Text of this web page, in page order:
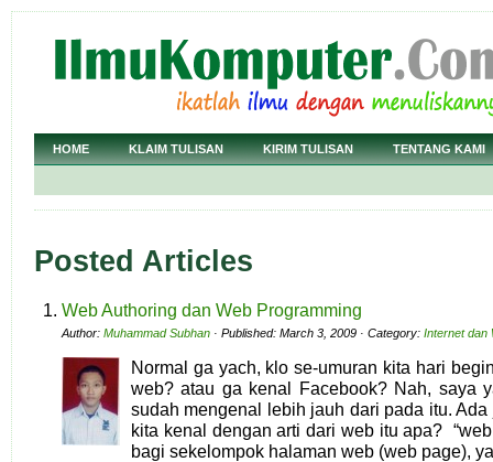
HOME KLAIM TULISAN KIRIM TULISAN TENTANG KAMI
Posted Articles
Web Authoring dan Web Programming
Author: Muhammad Subhan · Published: March 3, 2009 · Category: Internet dan
Normal ga yach, klo se-umuran kita hari
web? atau ga kenal Facebook? Nah, saya
sudah mengenal lebih jauh dari pada itu.
kita kenal dengan arti dari web itu apa?
bagi sekelompok halaman web (web page),